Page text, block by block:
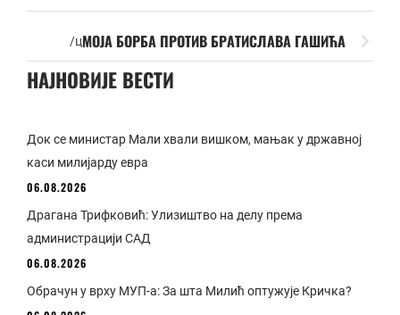
/цМОЈА БОРБА ПРОТИВ БРАТИСЛАВА ГАШИЋА
НАЈНОВИЈЕ ВЕСТИ
Док се министар Мали хвали вишком, мањак у државној
каси милијарду евра
06.08.2026
Драгана Трифковић: Улизиштво на делу према
администрацији САД
06.08.2026
Обрачун у врху МУП-а: За шта Милић оптужује Кричка?